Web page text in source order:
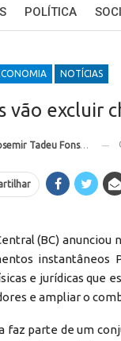
POLÍTICA
NOTÍCIAS
vão excluir
Tadeu Fonseca
(BC)
instantâneos
e jurídicas que
e ampliar o
faz parte de um